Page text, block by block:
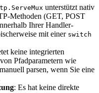
unterstützt nativ
Methoden (GET, POST
Ihrer Handler-
mit einer switch
keine integrierten
Pfadparametern wie
manuell parsen, wenn Sie eine
: Es hat keine direkte